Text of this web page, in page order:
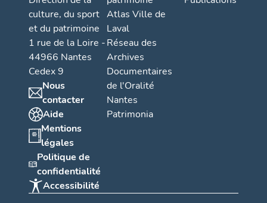
culture, du sport
et du patrimoine
1 rue de la Loire -
44966 Nantes
Cedex 9
Nous
contacter
Aide
Mentions
légales
Politique de
confidentialité
Accessibilité
Atlas Ville de
Laval
Réseau des
Archives
Documentaires
de l'Oralité
Nantes
Patrimonia